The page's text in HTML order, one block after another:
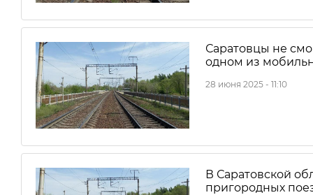
Саратовцы не
одном из
28 июня 2025 - 11:10
В Саратовской
пригородных